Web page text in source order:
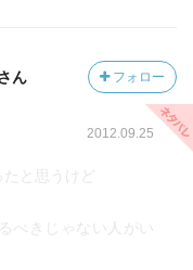
ん フォロー
2012.09.25
と思うけど
べきじゃない人がい